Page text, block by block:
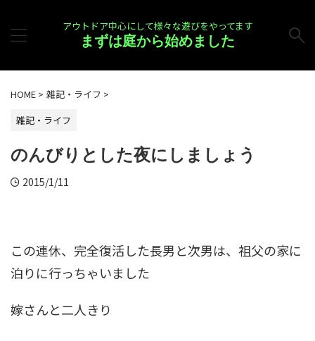
アウトドア中心にして様々な遊びをやってます
まずは庭から始めました
HOME > 雑記・ライフ >
雑記・ライフ
のんびりとした夜にしましょう
2015/1/11
この連休、完全復活した長男と次男は、祖父の家に
泊りに行っちゃいました
嫁さんと二人きり